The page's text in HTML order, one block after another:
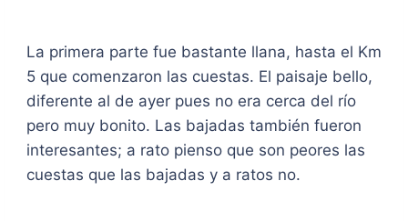
La primera parte fue bastante llana, hasta el Km
5 que comenzaron las cuestas. El paisaje bello,
diferente al de ayer pues no era cerca del río
pero muy bonito. Las bajadas también fueron
interesantes; a rato pienso que son peores las
cuestas que las bajadas y a ratos no.